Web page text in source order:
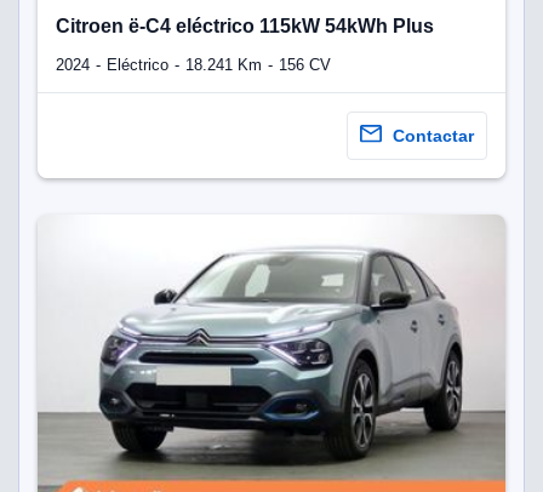
Citroen ë-C4 eléctrico 115kW 54kWh Plus
2024 Eléctrico 18.241 Km 156 CV
Contactar